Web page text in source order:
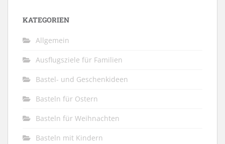
KATEGORIEN
Allgemein
Ausflugsziele für Familien
Bastel- und Geschenkideen
Basteln für Ostern
Basteln für Weihnachten
Basteln mit Kindern